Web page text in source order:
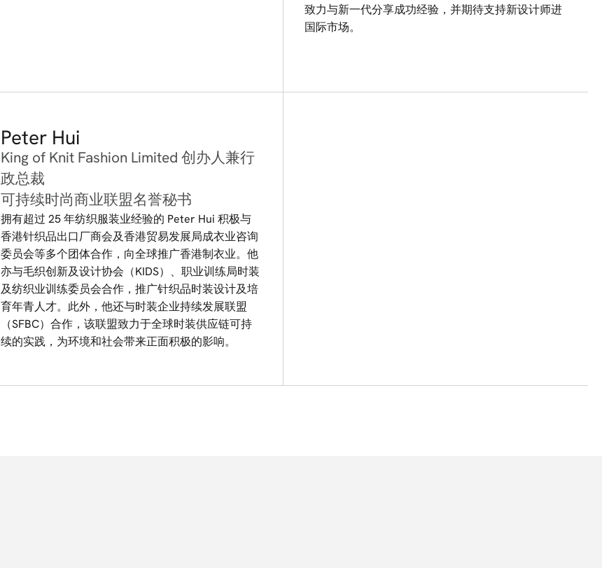
致力与新一代分享成功经验，并期待支持新设计师进
国际市场。
Peter Hui
King of Knit Fashion Limited 创办人兼行
政总裁
可持续时尚商业联盟名誉秘书
拥有超过 25 年纺织服装业经验的 Peter Hui 积极与
香港针织品出口厂商会及香港贸易发展局成衣业咨询
委员会等多个团体合作，向全球推广香港制衣业。他
亦与毛织创新及设计协会（KIDS）、职业训练局时装
及纺织业训练委员会合作，推广针织品时装设计及培
育年青人才。此外，他还与时装企业持续发展联盟
（SFBC）合作，该联盟致力于全球时装供应链可持
续的实践，为环境和社会带来正面积极的影响。